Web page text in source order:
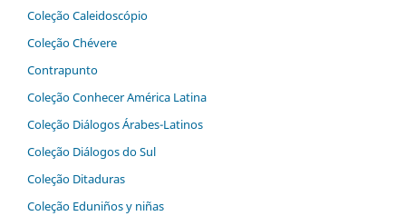
Coleção Caleidoscópio
Coleção Chévere
Contrapunto
Coleção Conhecer América Latina
Coleção Diálogos‬ ‭Árabes-Latinos
Coleção Diálogos do Sul
Coleção Ditaduras
Coleção Eduniños y niñas